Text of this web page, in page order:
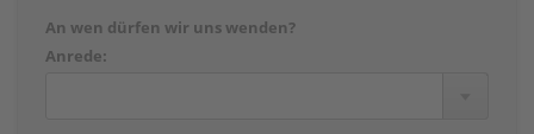
An wen dürfen wir uns wenden?
Anrede: